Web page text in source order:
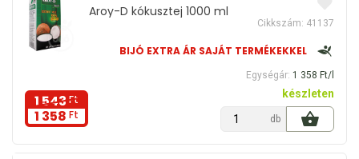
Aroy-D kókusztej 1000 ml
Cikkszám: 41137
BIJÓ EXTRA ÁR SAJÁT TERMÉKEKKEL
Egységár: 1 358 Ft/l
1 543 Ft
1 358 Ft
készleten
db